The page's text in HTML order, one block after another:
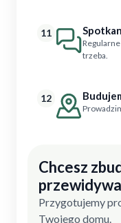
11
trzeba.
12
Chcesz
Przygotujemy
Twojego domu.